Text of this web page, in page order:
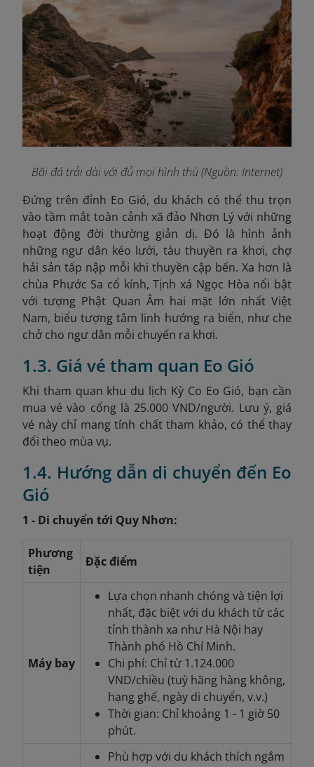
Bãi đá trải dài với đủ mọi hình thù (Nguồn: Internet)
Đứng trên đỉnh Eo Gió, du khách có thể thu trọn
vào tầm mắt toàn cảnh xã đảo Nhơn Lý với những
hoạt động đời thường giản dị. Đó là hình ảnh
những ngư dân kéo lưới, tàu thuyền ra khơi, chợ
hải sản tấp nập mỗi khi thuyền cập bến. Xa hơn là
chùa Phước Sa cổ kính, Tịnh xá Ngọc Hòa nổi bật
với tượng Phật Quan Âm hai mặt lớn nhất Việt
Nam, biểu tượng tâm linh hướng ra biển, như che
chở cho ngư dân mỗi chuyến ra khơi.
1.3. Giá vé tham quan Eo Gió
Khi tham quan khu du lịch Kỳ Co Eo Gió, bạn cần
mua vé vào cổng là 25.000 VND/người. Lưu ý, giá
vé này chỉ mang tính chất tham khảo, có thể thay
đổi theo mùa vụ.
1.4. Hướng dẫn di chuyển đến Eo
Gió
1 - Di chuyển tới Quy Nhơn:
Phương
tiện
Đặc điểm
Máy bay
Lựa chọn nhanh chóng và tiện lợi
nhất, đặc biệt với du khách từ các
tỉnh thành xa như Hà Nội hay
Thành phố Hồ Chí Minh.
Chi phí: Chỉ từ 1.124.000
VND/chiều (tuỳ hãng hàng không,
hạng ghế, ngày di chuyển, v.v.)
Thời gian: Chỉ khoảng 1 - 1 giờ 50
phút.
Phù hợp với du khách thích ngắm